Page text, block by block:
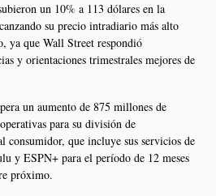
un 10% a 113 dólares en la
su precio intradiario más alto
ya que Wall Street respondió
y orientaciones trimestrales mejores de
un aumento de 875 millones de
para su división de
consumidor, que incluye sus servicios de
y ESPN+ para el período de 12 meses
próximo.